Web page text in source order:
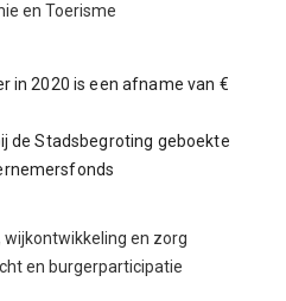
en Toerisme
in 2020 is een afname van €
de Stadsbegroting geboekte
wijkontwikkeling en zorg
en burgerparticipatie